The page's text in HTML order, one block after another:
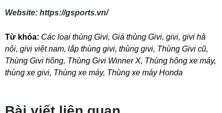
Website: https://gsports.vn/
Từ khóa: Các loại thùng Givi, Giá thùng Givi, givi, givi hà
nội, givi việt nam, lắp thùng givi, thùng givi, Thùng Givi cũ,
Thùng Givi hông, Thùng Givi Winner X, Thùng hông xe máy,
thùng xe givi, Thùng xe máy, Thùng xe máy Honda